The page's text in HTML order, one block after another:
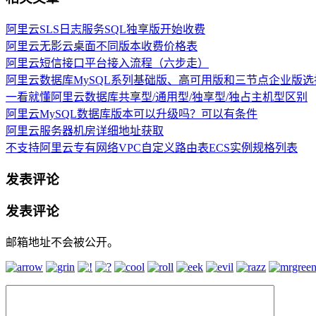
阿里云SLS日志服务SQL独享版开始收费
阿里云无影云桌面不同版本收费价格表
阿里云短信接口平台接入流程（六步走）
阿里云数据库MySQL系列基础版、高可用版和三节点企业版
一看就懂阿里云数据库共享型/通用型/独享型/独占主机型区别
阿里云MySQL数据库版本可以升级吗？可以有条件
阿里云服务器机房详细地址获取
不支持阿里云专有网络VPC自定义路由表ECS实例规格列表
发表评论
发表评论
邮箱地址不会被公开。